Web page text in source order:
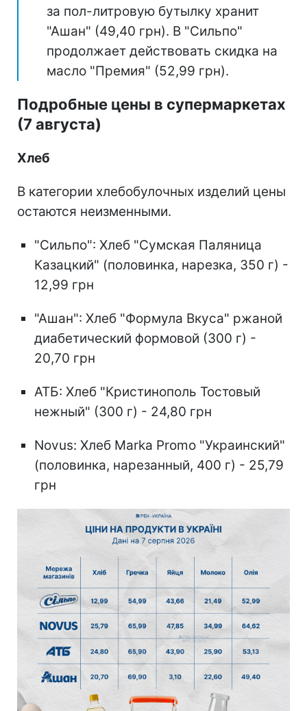
за пол-литровую бутылку хранит
"Ашан" (49,40 грн). В "Сильпо"
продолжает действовать скидка на
масло "Премия" (52,99 грн).
Подробные цены в супермаркетах
(7 августа)
Хлеб
В категории хлебобулочных изделий цены
остаются неизменными.
"Сильпо": Хлеб "Сумская Паляница
Казацкий" (половинка, нарезка, 350 г) -
12,99 грн
"Ашан": Хлеб "Формула Вкуса" ржаной
диабетический формовой (300 г) -
20,70 грн
АТБ: Хлеб "Кристинополь Тостовый
нежный" (300 г) - 24,80 грн
Novus: Хлеб Marka Promo "Украинский"
(половинка, нарезанный, 400 г) - 25,79
грн